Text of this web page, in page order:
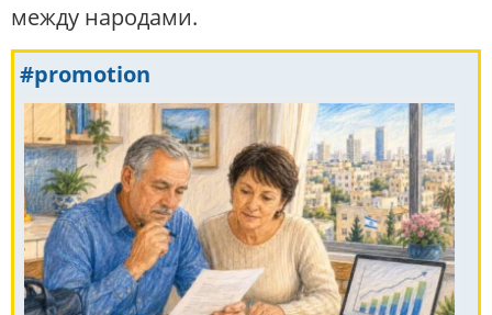
между народами.
#promotion